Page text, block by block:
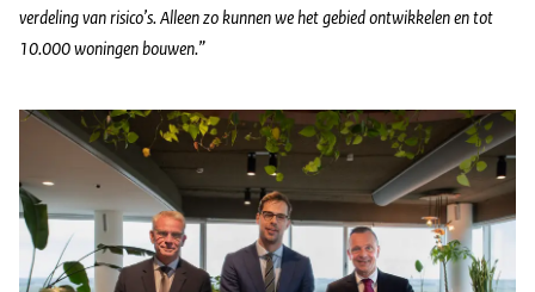
verdeling van risico’s. Alleen zo kunnen we het gebied ontwikkelen en tot
10.000 woningen bouwen.”